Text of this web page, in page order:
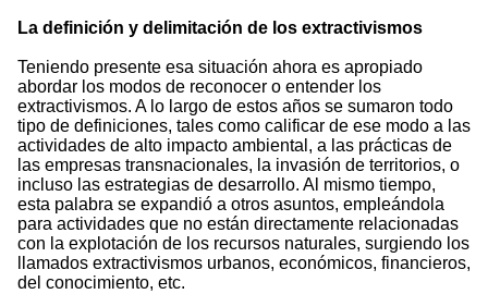
La definición y delimitación de los extractivismos
Teniendo presente esa situación ahora es apropiado
abordar los modos de reconocer o entender los
extractivismos. A lo largo de estos años se sumaron todo
tipo de definiciones, tales como calificar de ese modo a las
actividades de alto impacto ambiental, a las prácticas de
las empresas transnacionales, la invasión de territorios, o
incluso las estrategias de desarrollo. Al mismo tiempo,
esta palabra se expandió a otros asuntos, empleándola
para actividades que no están directamente relacionadas
con la explotación de los recursos naturales, surgiendo los
llamados extractivismos urbanos, económicos, financieros,
del conocimiento, etc.